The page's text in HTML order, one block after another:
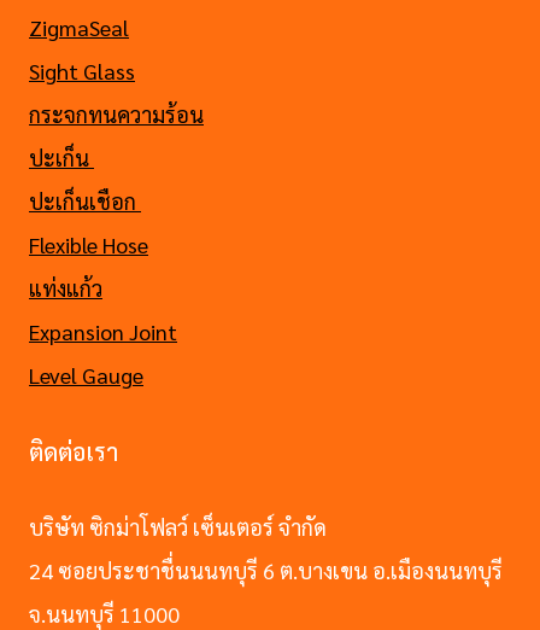
ZigmaSeal
Sight Glass
กระจกทนความร้อน
ปะเก็น
ปะเก็นเชือก
Flexible Hose
แท่งแก้ว
Expansion Joint
Level Gauge
ติดต่อเรา
บริษัท ซิกม่าโฟลว์ เซ็นเตอร์ จำกัด
24 ซอยประชาชื่นนนทบุรี 6 ต.บางเขน อ.เมืองนนทบุรี
จ.นนทบุรี 11000